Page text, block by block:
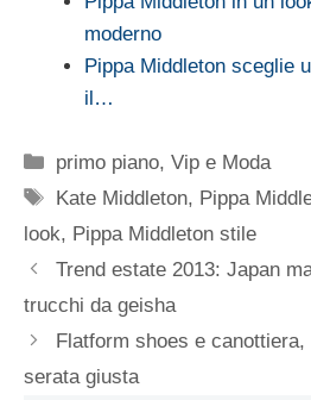
moderno
Pippa Middleton sceglie
il…
Categorie
primo piano,Vip e Moda
Tag
Kate Middleton, Pippa
look, Pippa Middleton stile
Trend estate 2013: Japan
trucchi da geisha
Flatform shoes e canottiera,
serata giusta